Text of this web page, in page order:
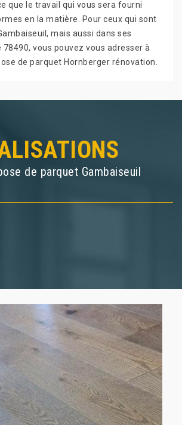
que le travail qui vous sera fourni
en la matière. Pour ceux qui sont
mais aussi dans ses
78490, vous pouvez vous adresser à
de parquet Hornberger rénovation.
de parquet Gambaiseuil